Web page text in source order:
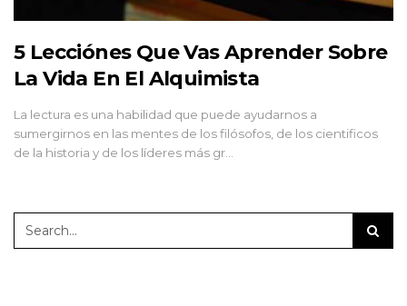
5 Lecciónes Que Vas Aprender Sobre
La Vida En El Alquimista
La lectura es una habilidad que puede ayudarnos a
sumergirnos en las mentes de los filósofos, de los cientificos
de la historia y de los líderes más gr…